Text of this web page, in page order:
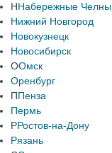
ННабережные Челны
Нижний Новгород
Новокузнецк
Новосибирск
ООмск
Оренбург
ППенза
Пермь
РРостов-на-Дону
Рязань